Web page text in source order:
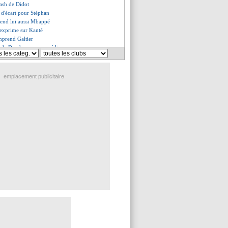
de Didot
pour Stéphan
lui aussi Mbappé
sur Kanté
Galtier
Deschamps aux médias
a peur de se blesser
du ven. 14 octobre 2022
emplacement publicitaire